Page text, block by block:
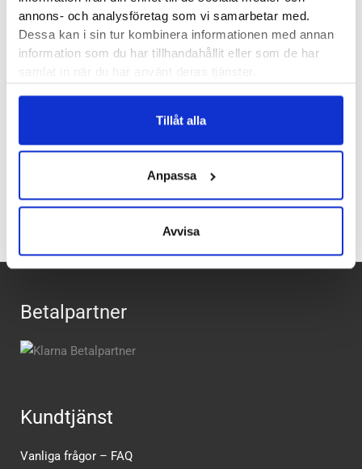
annons- och analysföretag som vi samarbetar med.
Dessa kan i sin tur kombinera informationen med annan
information som du har tillhandahållit eller som de har
samlat in när du har använt deras tjänster.
Tillåt alla
Anpassa
Avvisa
Vikt:320 g
Höjd: Häl 29 mm – Framfot 21 mm
Häl-tå dropp:8 mm
Butiker: Stockholm Hornstull,Stockholm Storgatan,Umeå,
Betalpartner
Kundtjänst
Vanliga frågor – FAQ